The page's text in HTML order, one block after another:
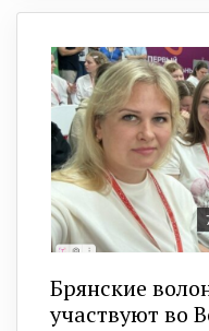
Брянские
участвуют во